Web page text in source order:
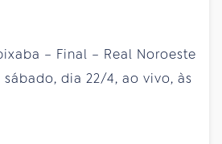
– Final – Real Noroeste
sábado, dia 22/4, ao vivo, às